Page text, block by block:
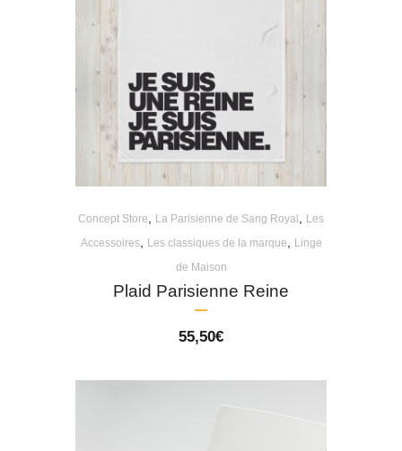
Concept Store La Parisienne de Sang Royal
Les
Accessoires, Les classiques de la marque
Linge
de Maison
Plaid Parisienne Reine
55,50€